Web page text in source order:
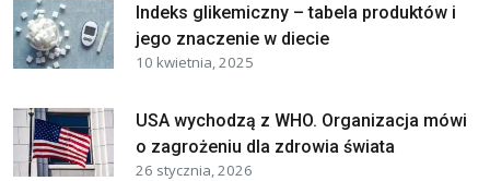
Indeks glikemiczny – tabela produktów i
jego znaczenie w diecie
10 kwietnia, 2025
USA wychodzą z WHO. Organizacja mówi
o zagrożeniu dla zdrowia świata
26 stycznia, 2026